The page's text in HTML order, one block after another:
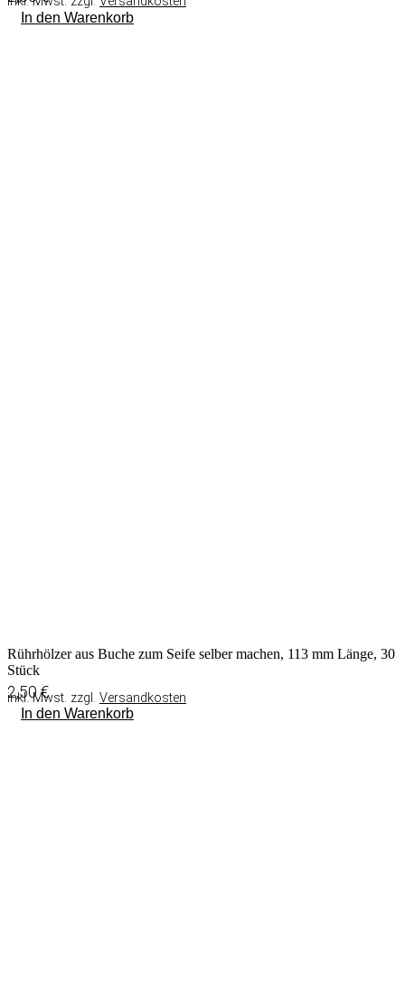
In den Warenkorb
Rührhölzer aus Buche zum Seife selber machen, 113 mm Länge, 30
Stück
2,50€
inkl. Mwst. zzgl. Versandkosten
In den Warenkorb